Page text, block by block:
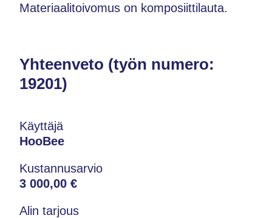
Materiaalitoivomus on komposiittilauta.
Yhteenveto (työn numero:
19201)
Käyttäjä
HooBee
Kustannusarvio
3 000,00 €
Alin tarjous